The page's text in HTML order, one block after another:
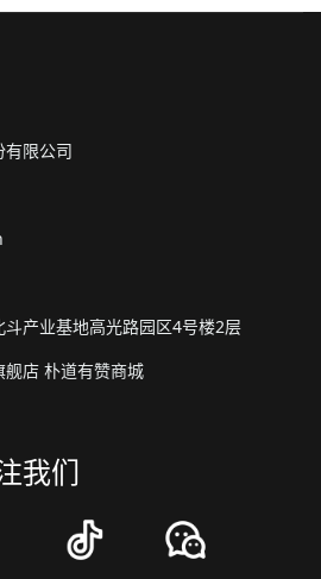
有限公司
产业基地高光路园区4号楼2层
舰店 朴道有赞商城
我们